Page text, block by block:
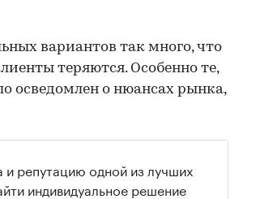
вариантов так много, что
теряются. Особенно те,
осведомлен о нюансах рынка,
и репутацию одной из лучших
индивидуальное решение